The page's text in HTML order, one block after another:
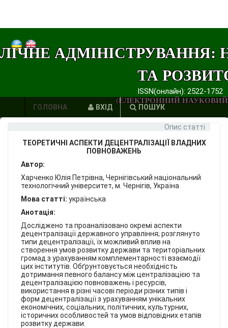
АДМІНІСТРУВАННЯ:
ТА
(ЕЛЕКТРОННИЙ
ISSN(онлайн): 2522-1752
ГОЛОВНА
ПУБЛІКАЦІЙ
ПОСИЛАННЯ
КОНТАКТИ
ВХІД ПОШУК
Опис статті
ТЕОРЕТИЧНІ АСПЕКТИ ДЕЦЕНТРАЛІЗАЦІЇ ВЛАДНИХ
ПОВНОВАЖЕНЬ
Автор:
Харченко Юлія Петрівна, Чернігівський національний
технологічний університет, м. Чернігів, Україна
Мова статті: українська
Анотація:
Досліджено та проаналізовано окремі аспекти
децентралізації державного управління; розглянуто
типи децентралізації, їх можливий вплив на
створення умов розвитку держави та територіальних
громад з урахуванням комплементарності взаємодії
цих інститутів. Обґрунтовується необхідність
дотримання певного балансу між централізацією та
децентралізацією повноважень і ресурсів,
використання в різні часові періоди різних типів і
форм децентралізації з урахуванням унікальних
економічних, соціальних, політичних, культурних,
історичних особливостей та умов відповідних етапів
розвитку держави.